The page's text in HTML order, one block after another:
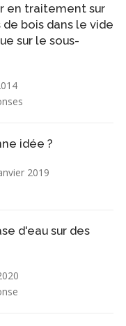
en traitement sur
bois dans le vide
sur le sous-
idée ?
2019
d'eau sur des